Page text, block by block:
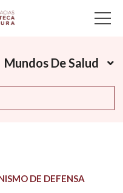
Mundos De Salud
DE DEFENSA